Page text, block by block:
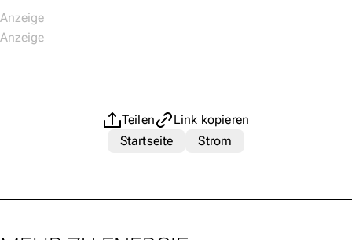
Teilen
Link kopieren
Startseite
Strom